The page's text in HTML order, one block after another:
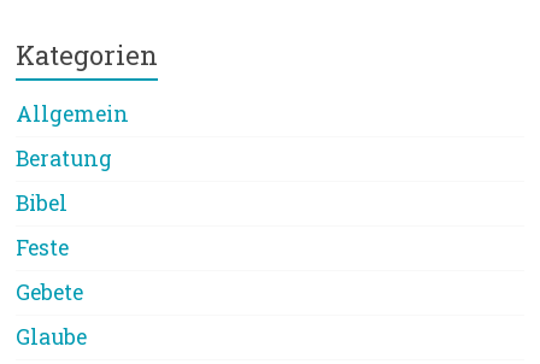
Kategorien
Allgemein
Beratung
Bibel
Feste
Gebete
Glaube